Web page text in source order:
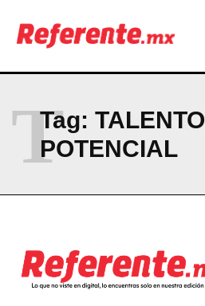
Company
PRIVACY POLICY
NEWSLETTER
Tag: TALENTO
POTENCIAL
T